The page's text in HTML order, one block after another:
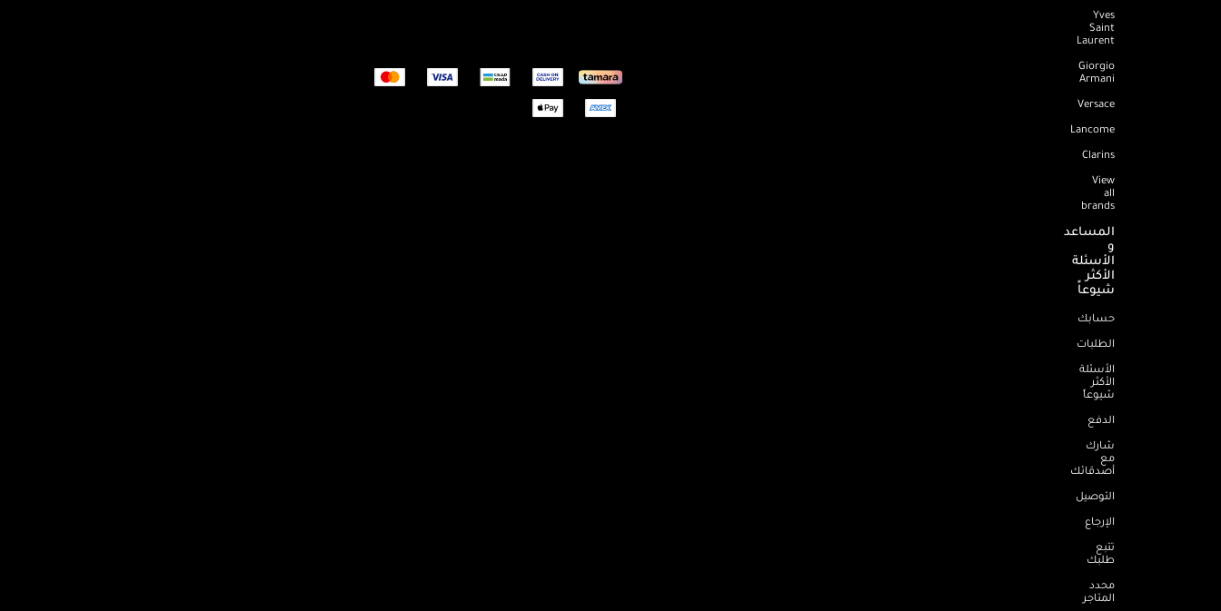
Yves
Saint
Laurent
Giorgio
Armani
Versace
Lancome
Clarins
View
all
brands
المساعد
و
الأسئلة
الأكثر
شيوعاً
حسابك
الطلبات
الأسئلة
الأكثر
شيوعاً
الدفع
شارك
مع
أصدقائك
التوصيل
الإرجاع
تتبع
طلبك
محدد
المتاجر